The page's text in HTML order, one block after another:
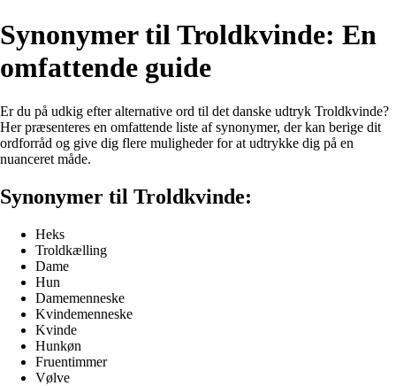
Synonymer til Troldkvinde: En
omfattende guide
Er du på udkig efter alternative ord til det danske udtryk Troldkvinde?
Her præsenteres en omfattende liste af synonymer, der kan berige dit
ordforråd og give dig flere muligheder for at udtrykke dig på en
nuanceret måde.
Synonymer til Troldkvinde:
Heks
Troldkælling
Dame
Hun
Damemenneske
Kvindemenneske
Kvinde
Hunkøn
Fruentimmer
Vølve